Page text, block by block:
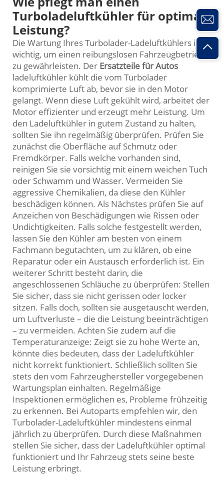
Turboladeluftkühler für optimale
Leistung?
Die Wartung Ihres Turbolader-Ladeluftkühlers ist
wichtig, um einen reibungslosen Fahrzeugbetrieb
zu gewährleisten. Der Ersatzteile für Autos
ladeluftkühler kühlt die vom Turbolader
komprimierte Luft ab, bevor sie in den Motor
gelangt. Wenn diese Luft gekühlt wird, arbeitet der
Motor effizienter und erzeugt mehr Leistung. Um
den Ladeluftkühler in gutem Zustand zu halten,
sollten Sie ihn regelmäßig überprüfen. Prüfen Sie
zunächst die Oberfläche auf Schmutz oder
Fremdkörper. Falls welche vorhanden sind,
reinigen Sie sie vorsichtig mit einem weichen Tuch
oder Schwamm und Wasser. Vermeiden Sie
aggressive Chemikalien, da diese den Kühler
beschädigen können. Als Nächstes prüfen Sie auf
Anzeichen von Beschädigungen wie Rissen oder
Undichtigkeiten. Falls solche festgestellt werden,
lassen Sie den Kühler am besten von einem
Fachmann begutachten, um zu klären, ob eine
Reparatur oder ein Austausch erforderlich ist. Ein
weiterer Schritt besteht darin, die
angeschlossenen Schläuche zu überprüfen: Stellen
Sie sicher, dass sie nicht gerissen oder locker
sitzen. Falls doch, sollten sie ausgetauscht werden,
um Luftverluste – die die Leistung beeinträchtigen
– zu vermeiden. Achten Sie zudem auf die
Temperaturanzeige: Zeigt sie zu hohe Werte an,
könnte dies bedeuten, dass der Ladeluftkühler
nicht korrekt funktioniert. Schließlich sollten Sie
stets den vom Fahrzeughersteller vorgegebenen
Wartungsplan einhalten. Regelmäßige
Inspektionen ermöglichen es, Probleme frühzeitig
zu erkennen. Bei Autoparts empfehlen wir, den
Turbolader-Ladeluftkühler mindestens einmal
jährlich zu überprüfen. Durch diese Maßnahmen
stellen Sie sicher, dass der Ladeluftkühler optimal
funktioniert und Ihr Fahrzeug stets seine beste
Leistung erbringt.